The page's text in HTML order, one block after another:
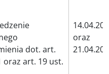
dot. art.
oraz art. 19 ust.
oraz